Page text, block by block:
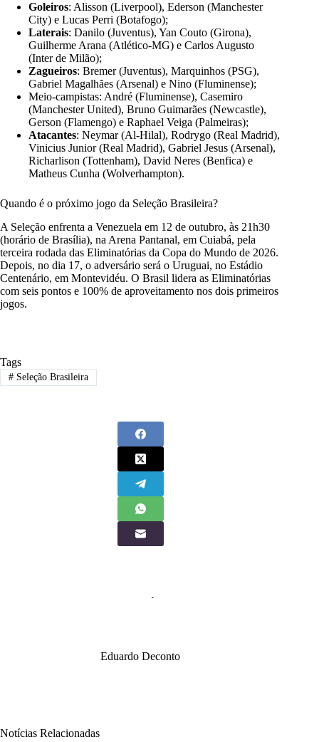
Goleiros: Alisson (Liverpool), Ederson (Manchester
City) e Lucas Perri (Botafogo);
Laterais: Danilo (Juventus), Yan Couto (Girona),
Guilherme Arana (Atlético-MG) e Carlos Augusto
(Inter de Milão);
Zagueiros: Bremer (Juventus), Marquinhos (PSG),
Gabriel Magalhães (Arsenal) e Nino (Fluminense);
Meio-campistas: André (Fluminense), Casemiro
(Manchester United), Bruno Guimarães (Newcastle),
Gerson (Flamengo) e Raphael Veiga (Palmeiras);
Atacantes: Neymar (Al-Hilal), Rodrygo (Real Madrid),
Vinicius Junior (Real Madrid), Gabriel Jesus (Arsenal),
Richarlison (Tottenham), David Neres (Benfica) e
Matheus Cunha (Wolverhampton).
Quando é o próximo jogo da Seleção Brasileira?
A Seleção enfrenta a Venezuela em 12 de outubro, às 21h30
(horário de Brasília), na Arena Pantanal, em Cuiabá, pela
terceira rodada das Eliminatórias da Copa do Mundo de 2026.
Depois, no dia 17, o adversário será o Uruguai, no Estádio
Centenário, em Montevidéu. O Brasil lidera as Eliminatórias
com seis pontos e 100% de aproveitamento nos dois primeiros
jogos.
Tags
#Seleção Brasileira
Eduardo Deconto
Notícias Relacionadas